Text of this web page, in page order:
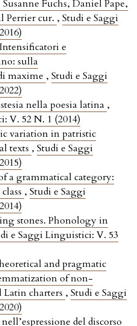
Susanne Fuchs, Daniel Pape,
Perrier cur. , Studi e Saggi
Intensificatori e
sulla
maxime , Studi e Saggi
nella poesia latina ,
V. 52 N. 1 (2014)
variation in patristic
texts , Studi e Saggi
a grammatical category:
, Studi e Saggi
stones. Phonology in
e Saggi Linguistici: V. 53
and pragmatic
of non-
Latin charters , Studi e Saggi
del discorso